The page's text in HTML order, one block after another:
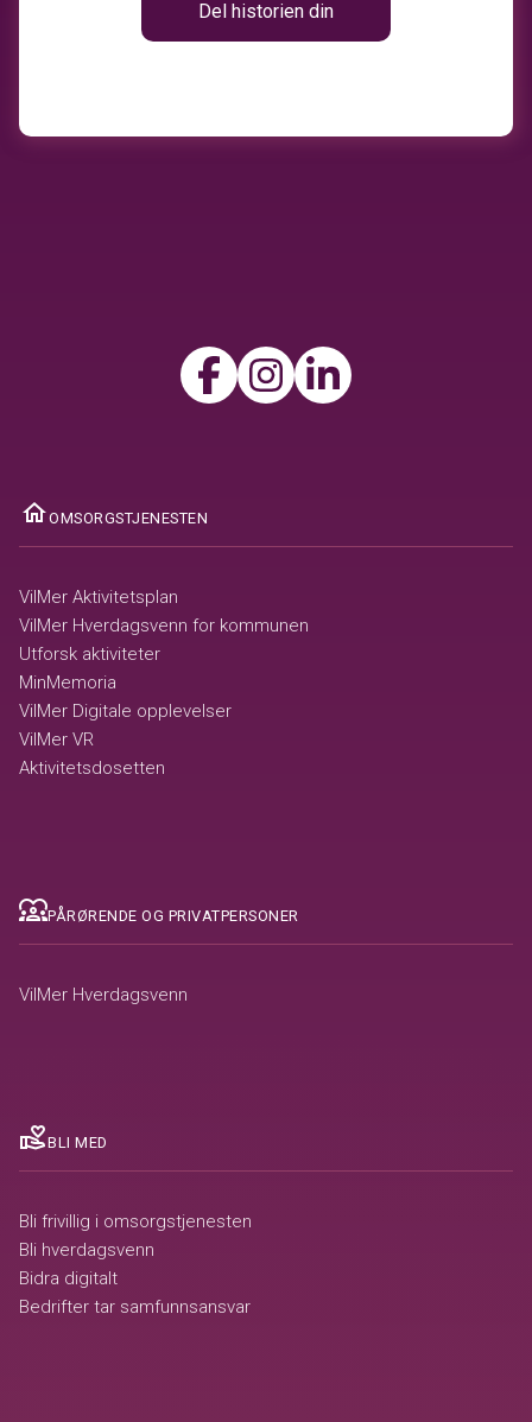
Del historien din
OMSORGSTJENESTEN
VilMer Aktivitetsplan
VilMer Hverdagsvenn for kommunen
Utforsk aktiviteter
MinMemoria
VilMer Digitale opplevelser
VilMer VR
Aktivitetsdosetten
diversity_1PÅRØRENDE OG PRIVATPERSONER
VilMer Hverdagsvenn
volunteer_activismBLI MED
Bli frivillig i omsorgstjenesten
Bli hverdagsvenn
Bidra digitalt
Bedrifter tar samfunnsansvar